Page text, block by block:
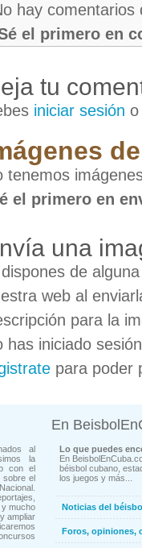
hay comentarios
el primero en
tu
iniciar sesión
tenemos
el primero en
una
de
web al
para la
has iniciado
para poder
al
la
con el
sobre el
y mucho
ampliar
En
Lo que puedes
En
béisbol cubano,
los juegos y más...
Noticias del
Foros, opiniones,